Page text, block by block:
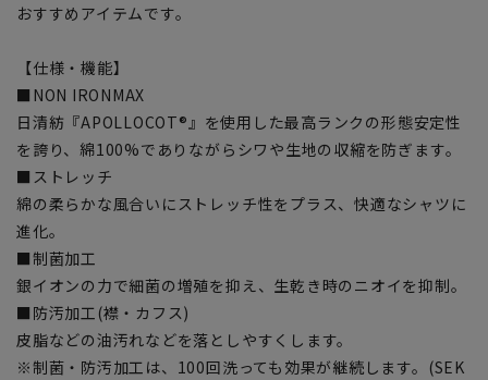
おすすめアイテムです。
【仕様・機能】
■NON IRONMAX
日清紡『APOLLOCOT®』を使用した最高ランクの形態安定性
を誇り、綿100%でありながらシワや生地の収縮を防ぎます。
■ストレッチ
綿の柔らかな風合いにストレッチ性をプラス、快適なシャツに
進化。
■制菌加工
銀イオンの力で細菌の増殖を抑え、生乾き時のニオイを抑制。
■防汚加工(襟・カフス)
皮脂などの油汚れなどを落としやすくします。
※制菌・防汚加工は、100回洗っても効果が継続します。(SEK